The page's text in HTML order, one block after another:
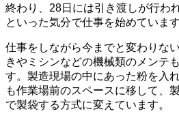
終わり、28日には引き渡しが行わ
といった気分で仕事を始めています
仕事をしながら今までと変わりな
きやミシンなどの機械類のメンテ
す。製造現場の中にあった粉を入
も作業場前のスペースに移して、
で製袋する方式に変えています。